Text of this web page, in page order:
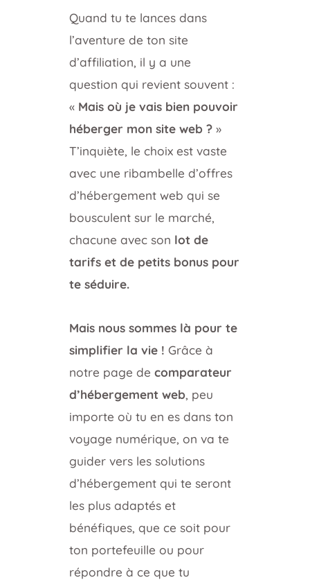
Quand tu te lances dans
l’aventure de ton site
d’affiliation, il y a une
question qui revient souvent :
« Mais où je vais bien pouvoir
héberger mon site web ? »
T’inquiète, le choix est vaste
avec une ribambelle d’offres
d’hébergement web qui se
bousculent sur le marché,
chacune avec son lot de
tarifs et de petits bonus pour
te séduire.
Mais nous sommes là pour te
simplifier la vie ! Grâce à
notre page de comparateur
d’hébergement web, peu
importe où tu en es dans ton
voyage numérique, on va te
guider vers les solutions
d’hébergement qui te seront
les plus adaptés et
bénéfiques, que ce soit pour
ton portefeuille ou pour
répondre à ce que tu